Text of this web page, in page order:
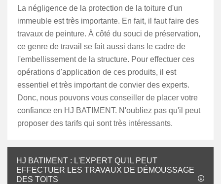
La négligence de la protection de la toiture d'un
immeuble est très importante. En fait, il faut faire des
travaux de peinture. À côté du souci de préservation,
ce genre de travail se fait aussi dans le cadre de
l'embellissement de la structure. Pour effectuer ces
opérations d'application de ces produits, il est
essentiel et très important de convier des experts.
Donc, nous pouvons vous conseiller de placer votre
confiance en HJ BATIMENT. N'oubliez pas qu'il peut
proposer des tarifs qui sont très intéressants.
HJ BATIMENT : L'EXPERT QU'IL PEUT
EFFECTUER LES TRAVAUX DE DÉMOUSSAGE
DES TOITS